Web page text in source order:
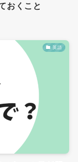
おくこと
英語